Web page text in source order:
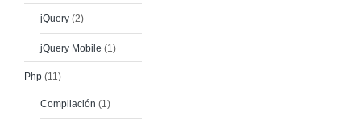
jQuery (2)
jQuery Mobile (1)
Php (11)
Compilación (1)